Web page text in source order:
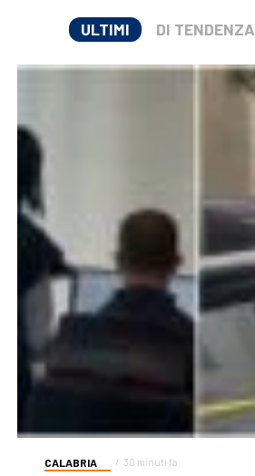
ULTIMI DI TENDENZA
CALABRIA 30 minuti fa